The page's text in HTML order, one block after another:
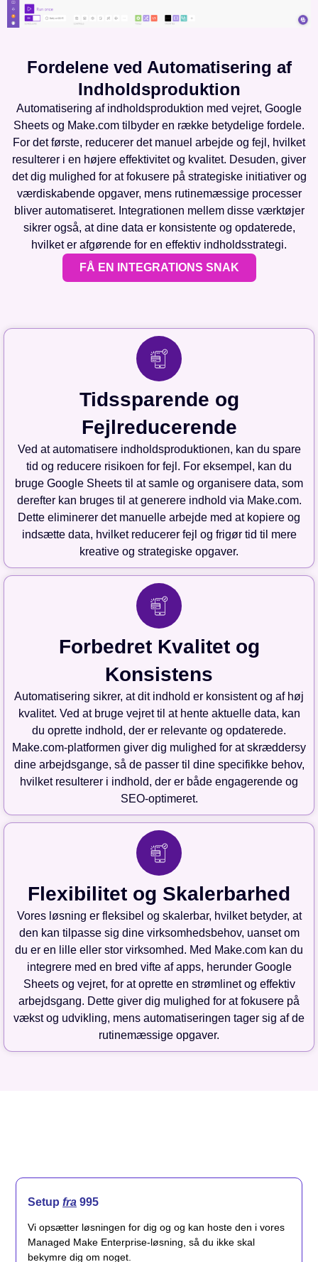
Fordelene ved Automatisering af
Indholdsproduktion
Automatisering af indholdsproduktion med vejret, Google
Sheets og Make.com tilbyder en række betydelige fordele.
For det første, reducerer det manuel arbejde og fejl, hvilket
resulterer i en højere effektivitet og kvalitet. Desuden, giver
det dig mulighed for at fokusere på strategiske initiativer og
værdiskabende opgaver, mens rutinemæssige processer
bliver automatiseret. Integrationen mellem disse værktøjer
sikrer også, at dine data er konsistente og opdaterede,
hvilket er afgørende for en effektiv indholdsstrategi.
FÅ EN INTEGRATIONS SNAK
Tidssparende og
Fejlreducerende
Ved at automatisere indholdsproduktionen, kan du spare
tid og reducere risikoen for fejl. For eksempel, kan du
bruge Google Sheets til at samle og organisere data, som
derefter kan bruges til at generere indhold via Make.com.
Dette eliminerer det manuelle arbejde med at kopiere og
indsætte data, hvilket reducerer fejl og frigør tid til mere
kreative og strategiske opgaver.
Forbedret Kvalitet og
Konsistens
Automatisering sikrer, at dit indhold er konsistent og af høj
kvalitet. Ved at bruge vejret til at hente aktuelle data, kan
du oprette indhold, der er relevante og opdaterede.
Make.com-platformen giver dig mulighed for at skræddersy
dine arbejdsgange, så de passer til dine specifikke behov,
hvilket resulterer i indhold, der er både engagerende og
SEO-optimeret.
Flexibilitet og Skalerbarhed
Vores løsning er fleksibel og skalerbar, hvilket betyder, at
den kan tilpasse sig dine virksomhedsbehov, uanset om
du er en lille eller stor virksomhed. Med Make.com kan du
integrere med en bred vifte af apps, herunder Google
Sheets og vejret, for at oprette en strømlinet og effektiv
arbejdsgang. Dette giver dig mulighed for at fokusere på
vækst og udvikling, mens automatiseringen tager sig af de
rutinemæssige opgaver.
Setup fra 995
Vi opsætter løsningen for dig og og kan hoste den i vores
Managed Make Enterprise-løsning, så du ikke skal
bekymre dig om noget.